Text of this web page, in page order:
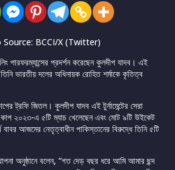
BCCI/X (Twitter)
পারফরম্যান্সের প্রদর্শন করেছেন কুলদীপ যাদব। এই
ভারতীয় দলের অধিনায়ক রোহিত শর্মাকে কৃতিত্ব
ট্রফি জিতল। কুলদীপ যাদব এই টুর্নামেন্টের সেরা
২০২৩-এ ৫টি ম্যাচ খেলেছেন এবং মোট ৯টি উইকেট
আজমের নেতৃত্বাধীন পাকিস্তানের বিরুদ্ধে তিনি ৫টি
অনুষ্ঠানে বলেন, “গত দেড় বছর ধরে আমি আমার ছন্দ